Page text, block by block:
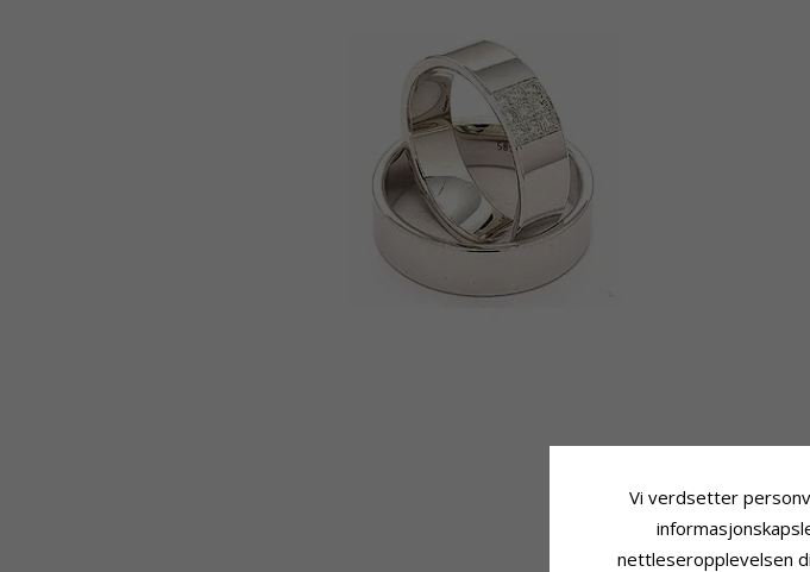
Vi verdsetter
nettleseropplevelsen